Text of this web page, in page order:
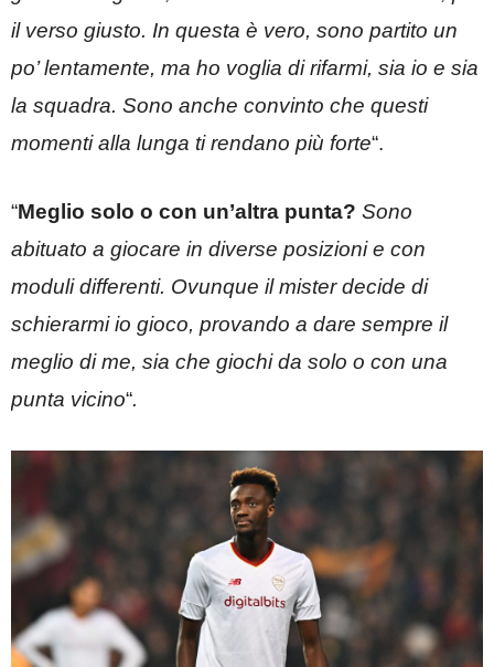
il verso giusto. In questa è vero, sono partito un
po’ lentamente, ma ho voglia di rifarmi, sia io e sia
la squadra. Sono anche convinto che questi
momenti alla lunga ti rendano più forte“.
“Meglio solo o con un’altra punta? Sono
abituato a giocare in diverse posizioni e con
moduli differenti. Ovunque il mister decide di
schierarmi io gioco, provando a dare sempre il
meglio di me, sia che giochi da solo o con una
punta vicino“.